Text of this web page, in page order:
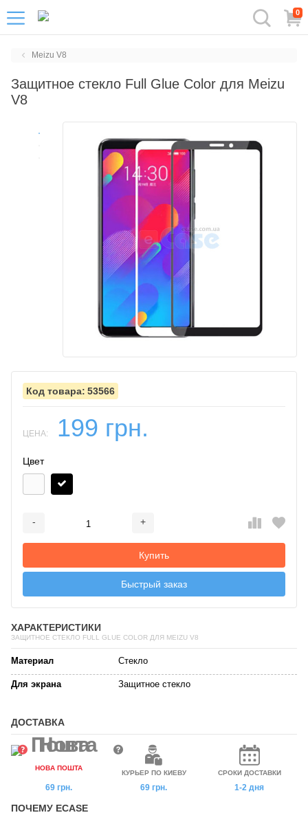
0
Meizu V8
Защитное стекло Full Glue Color для Meizu
V8
53566
ЦЕНА: 199 грн.
Цвет
- +
Купить
Быстрый заказ
ХАРАКТЕРИСТИКИ
ЗАЩИТНОЕ СТЕКЛО FULL GLUE COLOR ДЛЯ MEIZU V8
Материал Стекло
Для экрана Защитное стекло
ДОСТАВКА
НОВА ПОШТА
69 грн.
КУРЬЕР ПО КИЕВУ
69 грн.
СРОКИ ДОСТАВКИ
1-2 дня
ПОЧЕМУ ECASE